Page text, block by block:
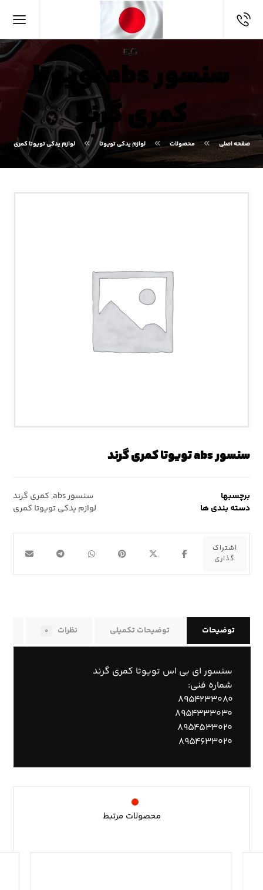
سنسور abs تویوتا
کمری گرند
صفحه اصلی محصولات لوازم یدکی تویوتا لوازم یدکی تویوتا کمری
سنسور abs تویوتا کمری گرند
برچسبها سنسور abs , کمری گرند
دسته بندی ها
لوازم یدکی تویوتا کمری
توضیحات توضیحات تکمیلی نظرات ۰
سنسور ای بی اس تویوتا کمری گرند
شماره فنی:
۸۹۵۴۲۳۳۰۸۰
۸۹۵۴۳۳۳۰۳۰
۸۹۵۴۵۳۳۰۲۰
۸۹۵۴۶۳۳۰۲۰
محصولات مرتبط